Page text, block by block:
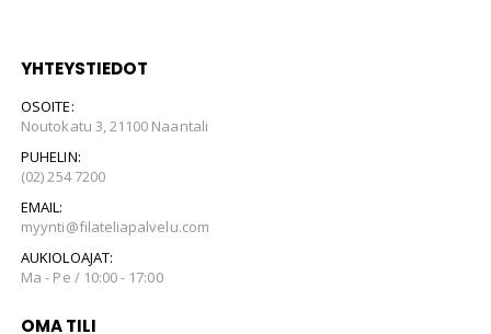
YHTEYSTIEDOT
OSOITE:
Noutokatu 3, 21100 Naantali
PUHELIN:
(02) 254 7200
EMAIL:
myynti@filateliapalvelu.com
AUKIOLOAJAT:
Ma - Pe / 10:00 - 17:00
OMA TILI